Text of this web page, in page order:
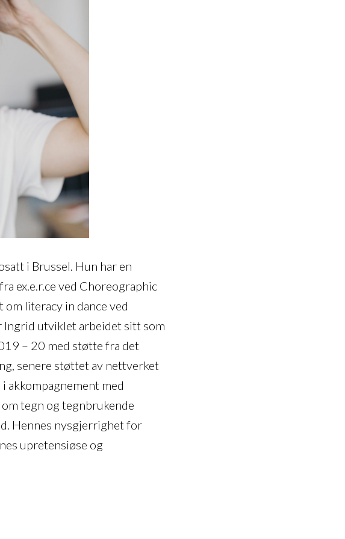
i Brussel. Hun har en
ex.e.r.ce ved Choreographic
om literacy in dance ved
Ingrid utviklet arbeidet sitt som
– 20 med støtte fra det
senere støttet av nettverket
akkompagnement med
tegn og tegnbrukende
Hennes nysgjerrighet for
upretensiøse og